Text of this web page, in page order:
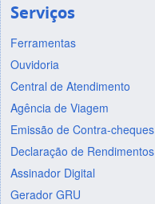
Serviços
Ferramentas
Ouvidoria
Central de Atendimento
Agência de Viagem
Emissão de Contra-cheques
Declaração de Rendimentos
Assinador Digital
Gerador GRU